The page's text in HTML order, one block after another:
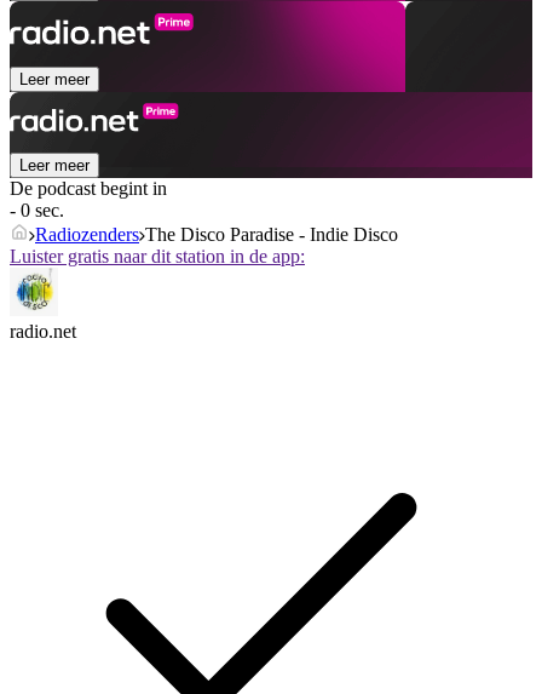
Leer meer
Leer meer
De podcast begint in
- 0 sec.
Radiozenders The Disco Paradise - Indie Disco
Luister gratis naar dit station in de app:
radio.net